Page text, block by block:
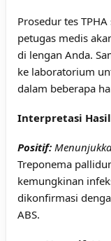
Prosedur tes
petugas medis
di lengan Anda.
ke laboratorium
dalam beberapa
Interpretasi Hasil
Positif:
Treponema
kemungkinan
dikonfirmasi
ABS.